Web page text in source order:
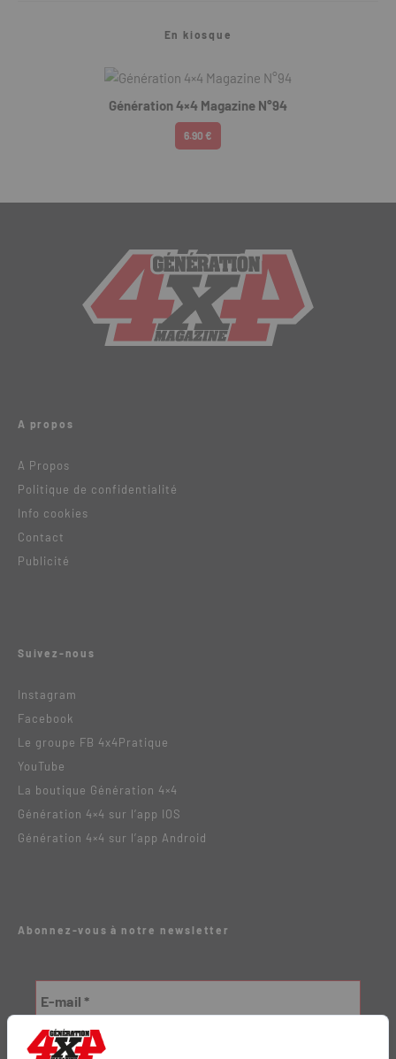
En kiosque
Génération 4×4 Magazine N°94
6.90 €
A propos
A Propos
Politique de confidentialité
Info cookies
Contact
Publicité
Suivez-nous
Instagram
Facebook
Le groupe FB 4x4Pratique
YouTube
La boutique Génération 4×4
Génération 4×4 sur l’app IOS
Génération 4×4 sur l’app Android
Abonnez-vous à notre newsletter